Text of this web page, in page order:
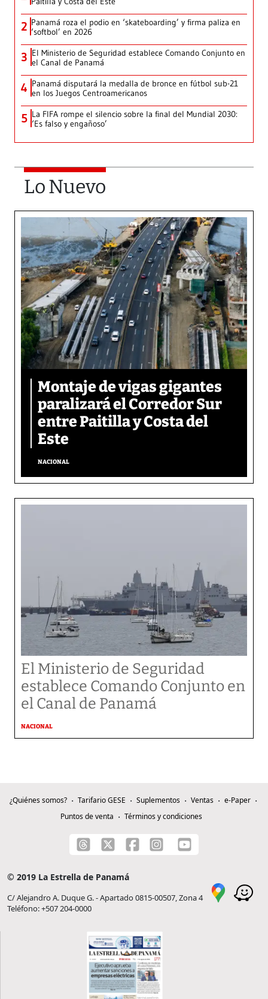
2 Panamá roza el podio en ‘skateboarding’ y firma paliza en
‘softbol’ en 2026
3 El Ministerio de Seguridad establece Comando Conjunto en
el Canal de Panamá
4 Panamá disputará la medalla de bronce en fútbol sub-21
en los Juegos Centroamericanos
5 La FIFA rompe el silencio sobre la final del Mundial 2030:
‘Es falso y engañoso’
Lo Nuevo
Montaje de vigas gigantes
paralizará el Corredor Sur
entre Paitilla y Costa del
Este
NACIONAL
El Ministerio de Seguridad
establece Comando Conjunto en
el Canal de Panamá
NACIONAL
¿Quiénes somos? Tarifario GESE Suplementos Ventas
e-Paper
Puntos de venta
Términos y condiciones
© 2019 La Estrella de Panamá
C/ Alejandro A. Duque G. - Apartado 0815-00507, Zona 4
Teléfono: +507 204-0000